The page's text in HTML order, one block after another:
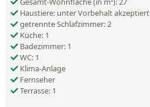
Haustiere: unter Vorbehalt akzeptiert
getrennte Schlafzimmer: 2
Küche: 1
Badezimmer: 1
WC: 1
Klima-Anlage
Fernseher
Terrasse: 1